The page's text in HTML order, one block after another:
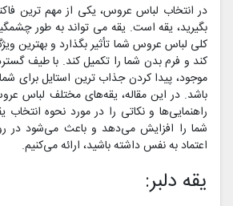
در انتخاب لباس عروس، یکی از مهم ترین
بگیرید، یقه است. یقه می تواند به طور
کلی لباس عروس شما تأثیر بگذارد و بهترین
کند و فرم بدن شما را تکمیل کند. با طیف
موجود، پیدا کردن جذاب ترین استایل برای
باشد. در این مقاله، یقه‌های مختلف لباس
راهنمایی‌ها و نکاتی را در مورد نحوه انتخاب
شما را افزایش می‌دهد و باعث می‌شود
اعتماد به نفس داشته باشید، ارائه می‌کنیم.
یقه دلبر: